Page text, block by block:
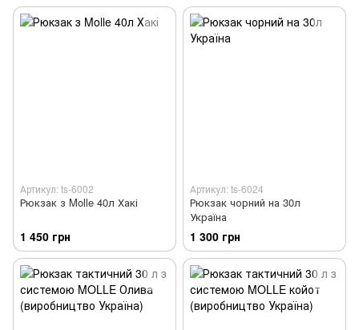
Артикул: ts-6002
Рюкзак з Molle 40л Хакі
1 450 грн
Артикул: ts-6024
Рюкзак чорний на 30л
Україна
1 300 грн